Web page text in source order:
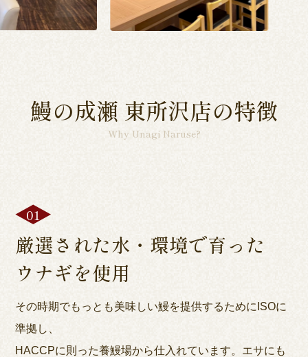
鰻の成瀬 東所沢店の特徴
Why Unagi Naruse?
厳選された水・環境で育った
ウナギを使用
その時期でもっとも美味しい鰻を提供するためにISOに
準拠し、
HACCPに則った養鰻場から仕入れています。エサにも